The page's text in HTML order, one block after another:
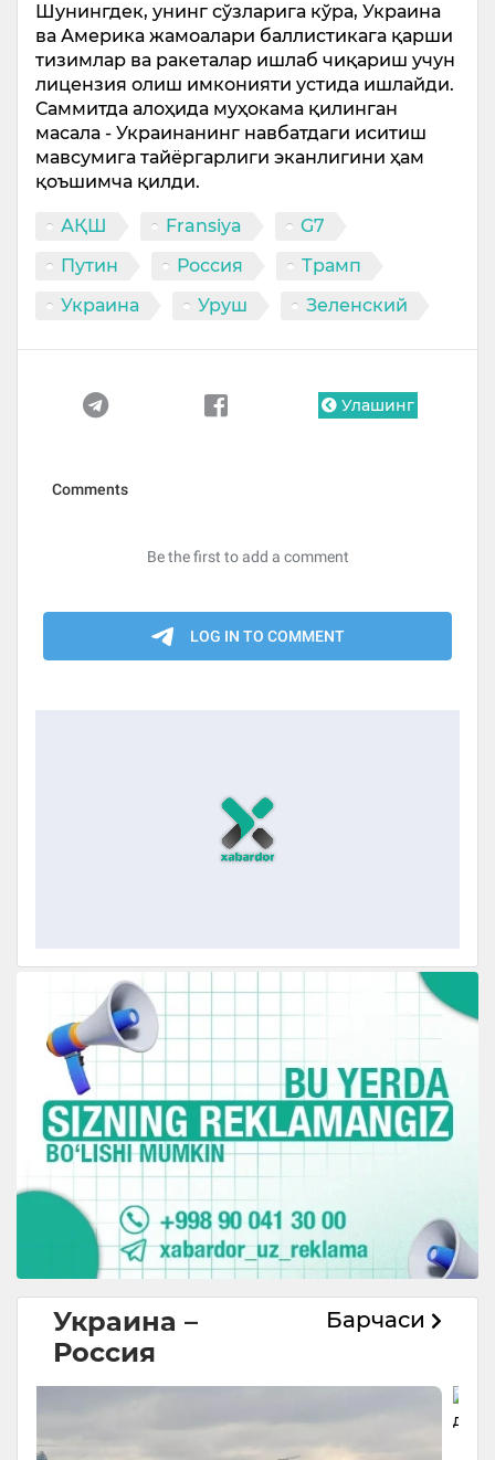
Шунингдек, унинг сўзларига кўра, Украина
ва Америка жамоалари баллистикага қарши
тизимлар ва ракеталар ишлаб чиқариш учун
лицензия олиш имконияти устида ишлайди.
Саммитда алоҳида муҳокама қилинган
масала - Украинанинг навбатдаги иситиш
мавсумига тайёргарлиги эканлигини ҳам
қоъшимча қилди.
АҚШ Fransiya
G7
Путин
Россия
Трамп
Украина
Уруш Зеленский
Улашинг
Украина –
Россия
Барчаси